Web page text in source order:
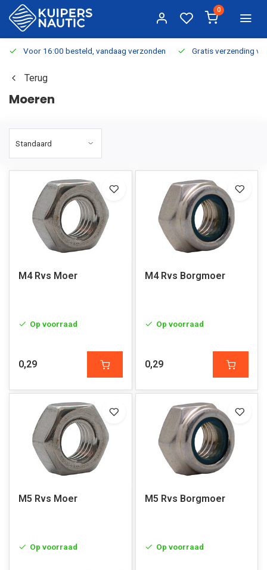
0
Voor 16:00 besteld, vandaag verzonden Gratis verzending
Terug
Moeren
M4 Rvs Moer
Op voorraad
0,29
M4 Rvs Borgmoer
Op voorraad
0,29
M5 Rvs Moer
Op voorraad
M5 Rvs Borgmoer
Op voorraad